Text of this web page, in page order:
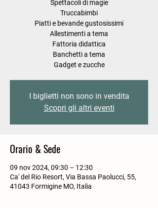
Spettacoli di magie
Truccabimbi
Piatti e bevande gustosissimi
Allestimenti a tema
Fattoria didattica
Banchetti a tema
Gadget e zucche
I biglietti non sono in vendita
Scopri gli altri eventi
Orario & Sede
09 nov 2024, 09:30 – 12:30
Ca' del Rio Resort, Via Bassa Paolucci, 55,
41043 Formigine MO, Italia